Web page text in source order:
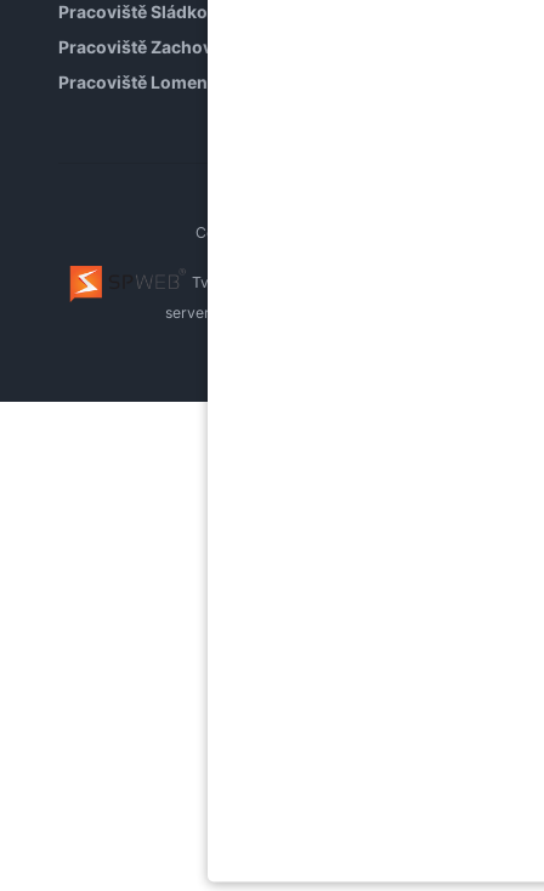
Pracoviště Sládkova
Pracoviště Zachova
Pracoviště Lomená
Copyright © PPP Brno
Tvorba webu Brno
serverů